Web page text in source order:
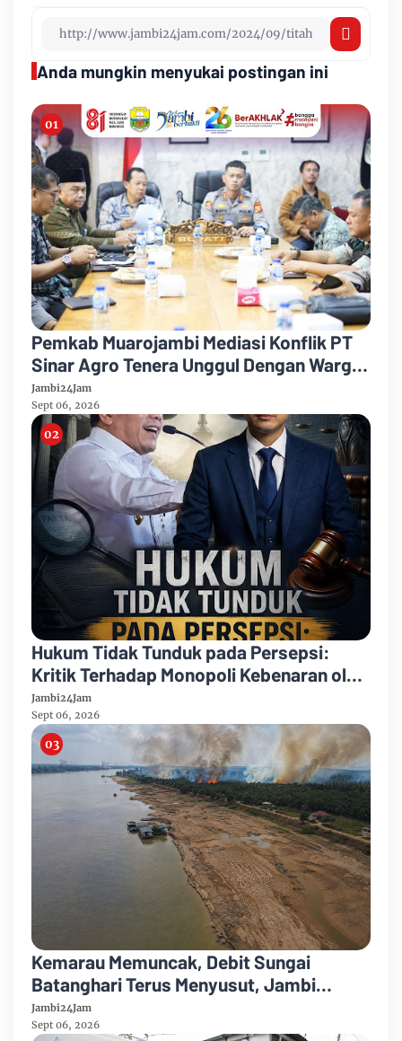
Anda mungkin menyukai postingan ini
Pemkab Muarojambi Mediasi Konflik PT
Sinar Agro Tenera Unggul Dengan Warga
Sipin Teluk Duren
Jambi24Jam
Sept 06, 2026
Hukum Tidak Tunduk pada Persepsi:
Kritik Terhadap Monopoli Kebenaran oleh
Media dan Aktivis
Jambi24Jam
Sept 06, 2026
Kemarau Memuncak, Debit Sungai
Batanghari Terus Menyusut, Jambi
Hadapi Ancaman Krisis Air Bersih dan
Karhutla
Jambi24Jam
Sept 06, 2026